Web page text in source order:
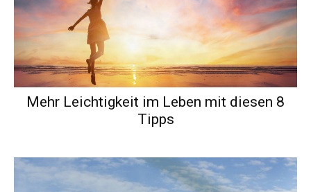
Mehr Leichtigkeit im Leben mit diesen 8
Tipps